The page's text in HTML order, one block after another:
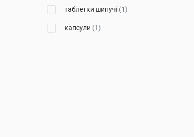
таблетки шипучі (1)
капсули (1)